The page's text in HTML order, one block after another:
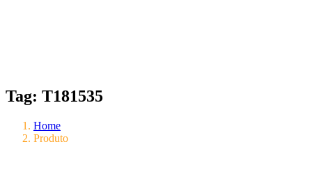
Tag: T181535
Home
Produto